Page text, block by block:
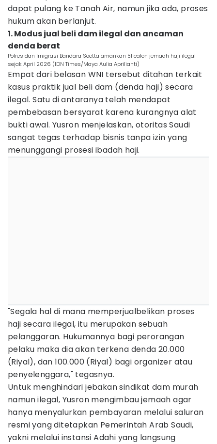
dapat pulang ke Tanah Air, namun jika ada, proses
hukum akan berlanjut.
1. Modus jual beli dam ilegal dan ancaman
denda berat
Polres dan Imigrasi Bandara Soetta amankan 51 calon jemaah haji ilegal
sejak April 2026 (IDN Times/Maya Aulia Aprilianti)
Empat dari belasan WNI tersebut ditahan terkait
kasus praktik jual beli dam (denda haji) secara
ilegal. Satu di antaranya telah mendapat
pembebasan bersyarat karena kurangnya alat
bukti awal. Yusron menjelaskan, otoritas Saudi
sangat tegas terhadap bisnis tanpa izin yang
menunggangi prosesi ibadah haji.
"Segala hal di mana memperjualbelikan proses
haji secara ilegal, itu merupakan sebuah
pelanggaran. Hukumannya bagi perorangan
pelaku maka dia akan terkena denda 20.000
(Riyal), dan 100.000 (Riyal) bagi organizer atau
penyelenggara," tegasnya.
Untuk menghindari jebakan sindikat dam murah
namun ilegal, Yusron mengimbau jemaah agar
hanya menyalurkan pembayaran melalui saluran
resmi yang ditetapkan Pemerintah Arab Saudi,
yakni melalui instansi Adahi yang langsung